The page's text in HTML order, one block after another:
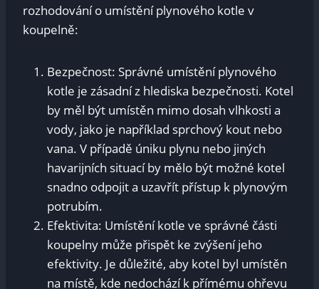
rozhodování o umístění plynového kotle v
koupelně:
Bezpečnost: Správné umístění plynového
kotle je zásadní z hlediska bezpečnosti. Kotel
by měl být umístěn mimo dosah vlhkosti a
vody, jako je například sprchový kout nebo
vana. V případě úniku plynu nebo jiných
havarijních situací by mělo být možné kotel
snadno odpojit a uzavřít přístup k plynovým
potrubím.
Efektivita: Umístění kotle ve správné části
koupelny může přispět ke zvýšení jeho
efektivity. Je důležité, aby kotel byl umístěn
na místě, kde nedochází k přímému ohřevu